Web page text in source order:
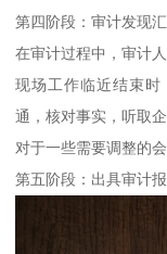
第四阶段：审计发现
在审计过程中，审计
现场工作临近结束
通，核对事实，听取
对于一些需要调整的
第五阶段：出具审计